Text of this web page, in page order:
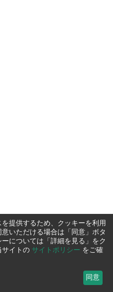
提供するため、クッキーを利用
いただける場合は「同意」ボタ
については「詳細を見る」をク
サイトの サイトポリシー をご確
同意